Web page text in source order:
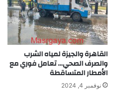
القاهرة والجيزة لمياه الشرب
والصرف الصحي… تعامل فوري مع
الأمطار المتساقطة
نوفمبر 4, 2024